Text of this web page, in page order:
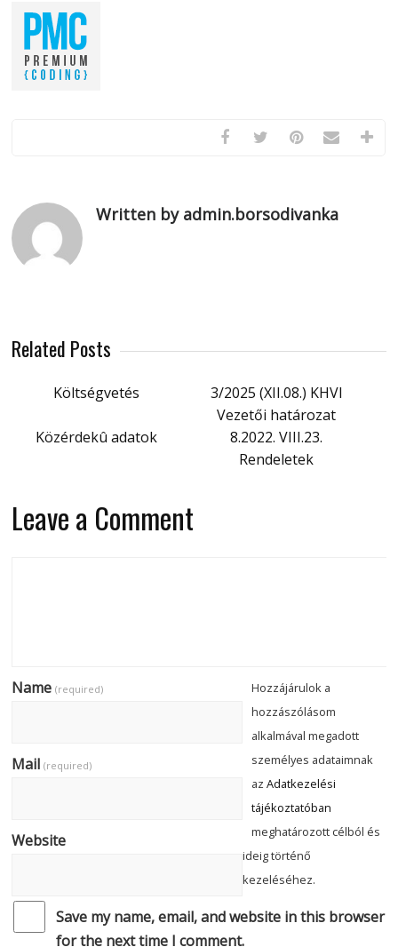
Written by admin.borsodivanka
Related Posts
Költségvetés
3/2025 (XII.08.) KHVI
Vezetői határozat
Közérdekû adatok
8.2022. VIII.23.
Rendeletek
Leave a Comment
Name(required)
Mail(required)
Website
Save my name, email, and website in this browser
for the next time I comment.
Hozzájárulok a
hozzászólásom
alkalmával megadott
személyes adataimnak
azAdatkezelési
tájékoztatóban
meghatározott célból és
ideig történő
kezeléséhez.